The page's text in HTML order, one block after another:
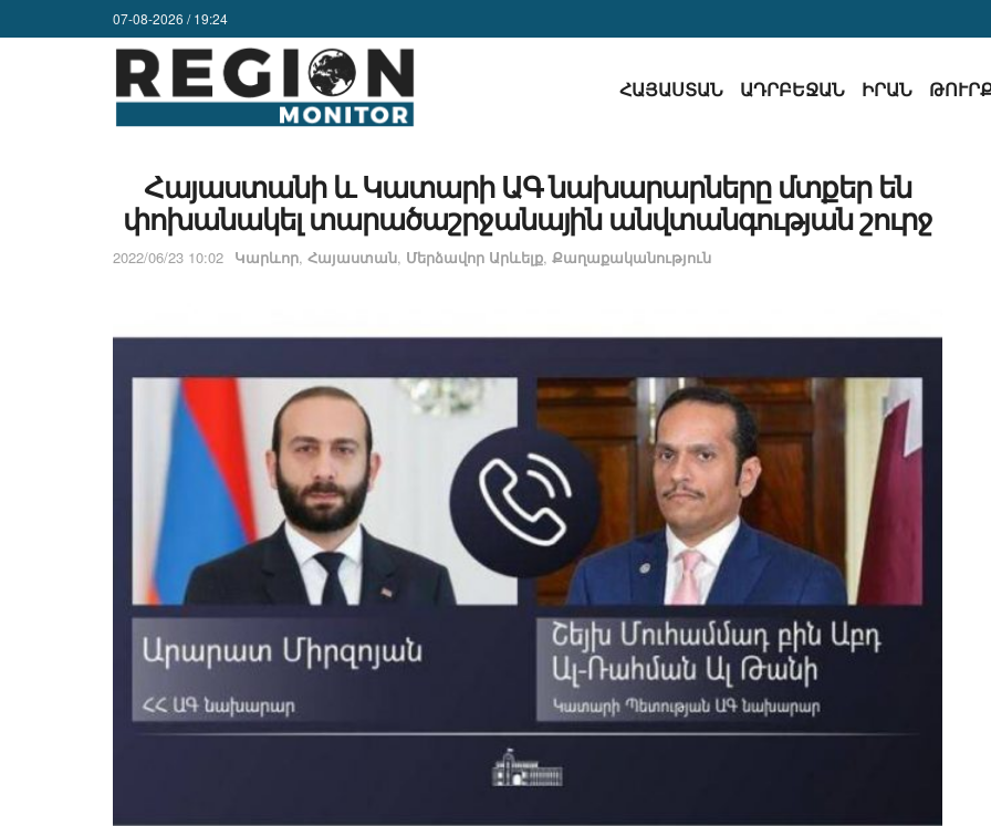
07-08-2026 / 19:24
ՀԱՅԱՍՏԱՆ ԱԴՐԲԵՋԱՆ ԻՐԱՆ
Հայաստանի և Կատարի ԱԳ նախարարները մտքեր են
փոխանակել տարածաշրջանային անվտանգության շուրջ
2022/06/23 10:02 Կարևոր, Հայաստան, Մերձավոր Արևելք, Քաղաքականություն